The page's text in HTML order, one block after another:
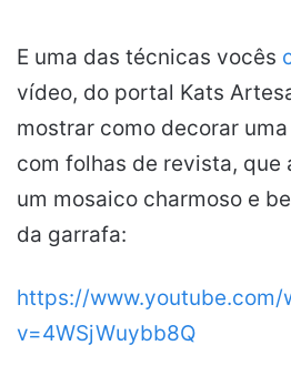
E uma das técnicas vocês
vídeo, do portal Kats
mostrar como decorar
com folhas de revista, que
um mosaico charmoso e
da garrafa:
https://www.youtube.com/
v=4WSjWuybb8Q